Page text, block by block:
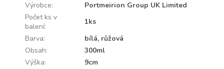
Výrobce:
Portmeirion Group UK Limited
Počet ks v
balení:
1ks
Barva:
bílá, růžová
Obsah:
300ml
Výška:
9cm